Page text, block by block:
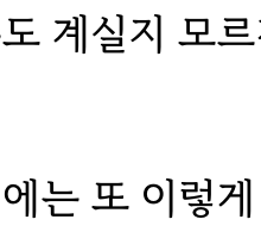
계실지 모
는 또 이렇